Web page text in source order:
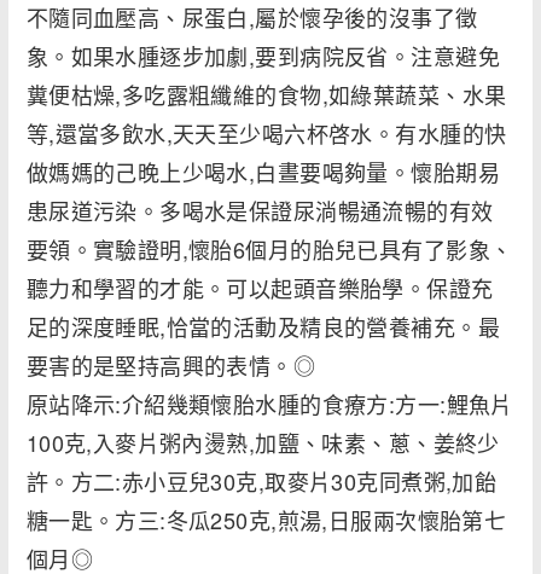
不隨同血壓高、尿蛋白,屬於懷孕後的沒事了徵
象。如果水腫逐步加劇,要到病院反省。注意避免
糞便枯燥,多吃露粗纖維的食物,如綠葉蔬菜、水果
等,還當多飲水,天天至少喝六杯啓水。有水腫的快
做媽媽的己晚上少喝水,白晝要喝夠量。懷胎期易
患尿道污染。多喝水是保證尿淌暢通流暢的有效
要領。實驗證明,懷胎6個月的胎兒已具有了影象、
聽力和學習的才能。可以起頭音樂胎學。保證充
足的深度睡眠,恰當的活動及精良的營養補充。最
要害的是堅持高興的表情。◎
原站降示:介紹幾類懷胎水腫的食療方:方一:鯉魚片
100克,入麥片粥內燙熟,加鹽、味素、蔥、姜終少
許。方二:赤小豆兒30克,取麥片30克同煮粥,加飴
糖一匙。方三:冬瓜250克,煎湯,日服兩次懷胎第七
個月◎